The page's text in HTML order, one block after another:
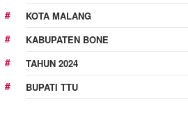
KOTA MALANG
KABUPATEN BONE
TAHUN 2024
BUPATI TTU